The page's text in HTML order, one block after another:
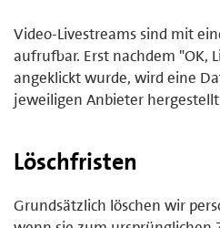
Video-Livestreams sind mit
aufrufbar. Erst nachdem "OK,
angeklickt wurde, wird eine
jeweiligen Anbieter
Löschfristen
Grundsätzlich löschen wir